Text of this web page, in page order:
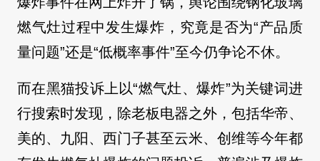
燃气灶过程中发生爆炸，究竟是否为“产品质
量问题”还是“低概率事件”至今仍争论不休。
而在黑猫投诉上以“燃气灶、爆炸”为关键词进
行搜索时发现，除老板电器之外，包括华帝、
美的、九阳、西门子甚至云米、创维等今年都